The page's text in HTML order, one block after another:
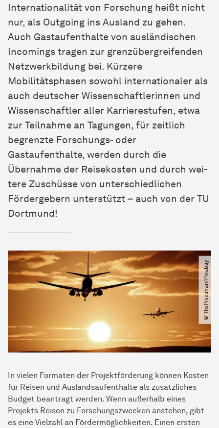
Internationalität von Forschung heißt nicht
nur, als Outgoing ins Ausland zu gehen.
Auch Gastaufenthalte von ausländischen
Incomings tragen zur grenzübergreifenden
Netzwerkbildung bei. Kürzere
Mobilitätsphasen sowohl internationaler als
auch deutscher Wis­sen­schaft­ler­in­nen und
Wissenschaftler aller Karrierestufen, etwa
zur Teilnahme an Tagungen, für zeitlich
begrenzte Forschungs- oder
Gastaufenthalte, werden durch die
Übernahme der Reisekosten und durch wei­
tere Zuschüsse von unterschiedlichen
Fördergebern unterstützt – auch von der TU
Dort­mund!
In vielen Formaten der Projektförderung können Kosten
für Reisen und Auslandsaufenthalte als zusätzliches
Budget beantragt werden. Wenn außerhalb eines
Projekts Reisen zu Forschungszwecken anstehen, gibt
es eine Vielzahl an Fördermöglichkeiten. Einen ersten
© ThePixelman​/​Pixabay